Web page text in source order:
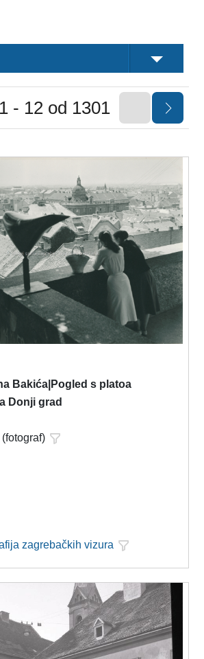
1 - 12 od 1301
Bakića|Pogled s platoa
Donji grad
(fotograf)
zagrebačkih vizura